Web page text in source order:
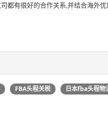
都有很好的合作关系,并结合海外
FBA头程关税 日本fba头程物